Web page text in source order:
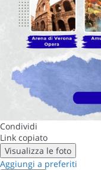
Condividi
Link copiato
Visualizza le foto
Aggiungi a preferiti